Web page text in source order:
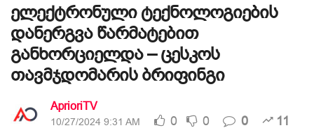
ელექტრონული ტექნოლოგიების
დანერგვა წარმატებით
განხორციელდა – ცესკოს
თავმჯდომარის ბრიფინგი
AprioriTV
10/27/2024 9:31 AM 0 0 0 11